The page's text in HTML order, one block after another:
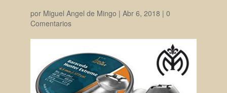
por Miguel Angel de Mingo | Abr 6, 2018 | 0
Comentarios